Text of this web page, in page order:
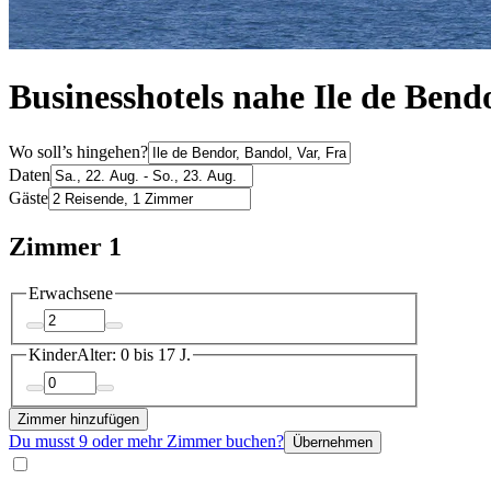
Businesshotels nahe Ile de
Wo soll’s hingehen?
Daten
Gäste
Zimmer 1
Erwachsene
KinderAlter: 0 bis 17 J.
Zimmer hinzufügen
Du musst 9 oder mehr Zimmer buchen? Übernehmen